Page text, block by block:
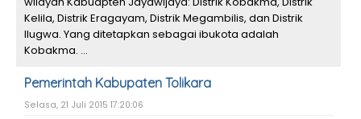
Kelila, Distrik Eragayam, Distrik Megambilis, dan Distrik
Ilugwa. Yang ditetapkan sebagai ibukota adalah
Kobakma. ...
Pemerintah Kabupaten Tolikara
Selasa, 21 Juli 2015 17:20:06